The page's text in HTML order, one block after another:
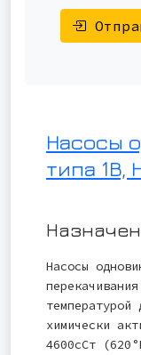
Насосы
типа 1В,
Насосы
химически
4600сСт